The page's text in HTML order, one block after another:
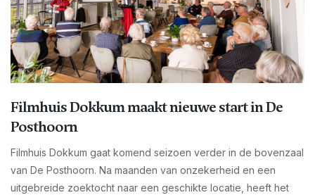
Filmhuis Dokkum maakt nieuwe start in De
Posthoorn
Filmhuis Dokkum gaat komend seizoen verder in de bovenzaal
van De Posthoorn. Na maanden van onzekerheid en een
uitgebreide zoektocht naar een geschikte locatie, heeft het